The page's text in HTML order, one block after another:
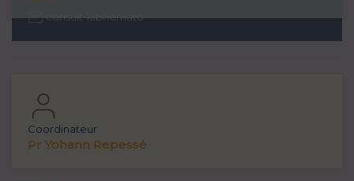
consult-labhemato
Coordinateur
Pr Yohann Repessé